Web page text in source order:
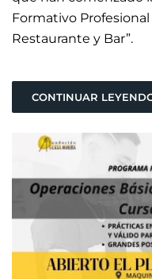
Formativo Profesional
Restaurante y Bar”.
CONTINUAR